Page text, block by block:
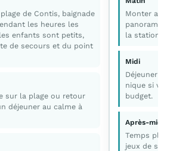
de Contis, baignade
les heures les
enfants sont petits,
de secours et du point
sur la plage ou retour
déjeuner au calme à
Monter au
panorama
la station.
Midi
Déjeuner
nique si
budget.
Après-midi
Temps
jeux de